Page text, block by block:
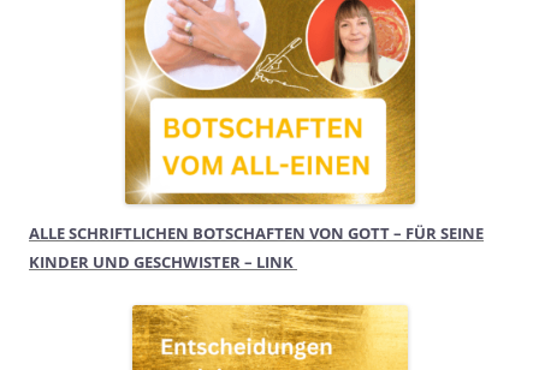
ALLE SCHRIFTLICHEN BOTSCHAFTEN VON GOTT – FÜR SEINE
KINDER UND GESCHWISTER – LINK